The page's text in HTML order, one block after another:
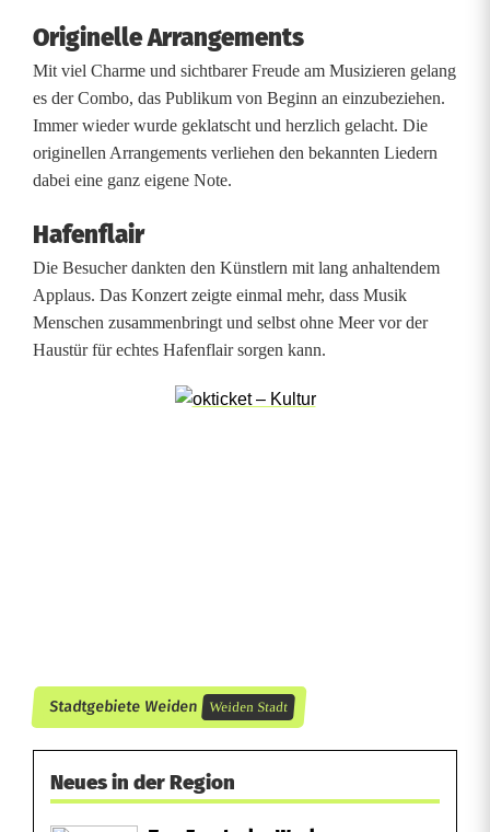
e
r
k
l
n
g
e
r
n
Originelle Arrangements
Mit viel Charme und sichtbarer Freude am Musizieren gelang
es der Combo, das Publikum von Beginn an einzubeziehen.
Immer wieder wurde geklatscht und herzlich gelacht. Die
originellen Arrangements verliehen den bekannten Liedern
dabei eine ganz eigene Note.
Hafenflair
Die Besucher dankten den Künstlern mit lang anhaltendem
Applaus. Das Konzert zeigte einmal mehr, dass Musik
Menschen zusammenbringt und selbst ohne Meer vor der
Haustür für echtes Hafenflair sorgen kann.
Stadtgebiete Weiden Weiden Stadt
Neues in der Region